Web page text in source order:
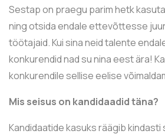
Sestap on praegu parim hetk
ning otsida endale ettevõttesse
töötajaid. Kui sina neid talente
konkurendid nad su nina eest ära!
konkurendile sellise eelise
Mis seisus on kandidaadid täna?
Kandidaatide kasuks räägib